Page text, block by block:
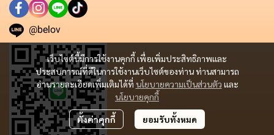
เว็บไซต์นี้มีการใช้งานคุกกี้ เพื่อเพิ่มประสิทธิภาพและ
ประสบการณ์ที่ดีในการใช้งานเว็บไซต์ของท่าน ท่านสามารถ
อ่านรายละเอียดเพิ่มเติมได้ที่ นโยบายความเป็นส่วนตัว และ
นโยบายคุกกี้
ตั้งค่าคุกกี้ ยอมรับทั้งหมด
@belov